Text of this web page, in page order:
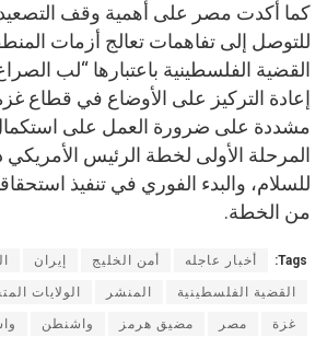
كما أكدت مصر على أهمية وقف التصعيد
للتوصل إلى تفاهمات تعالج أزمات
القضية الفلسطينية باعتبارها “لب
إعادة التركيز على الأوضاع في قطاع
مشددة على ضرورة العمل على
المرحلة الأولى لخطة الرئيس الأمريكي
للسلام، والبدء الفوري في تنفيذ
من الخطة.
Tags: أخبار عاجله أمن الخليج إيران
القضية الفلسطينية المنشر الولايات
غزة مصر مضيق هرمز واشنطن